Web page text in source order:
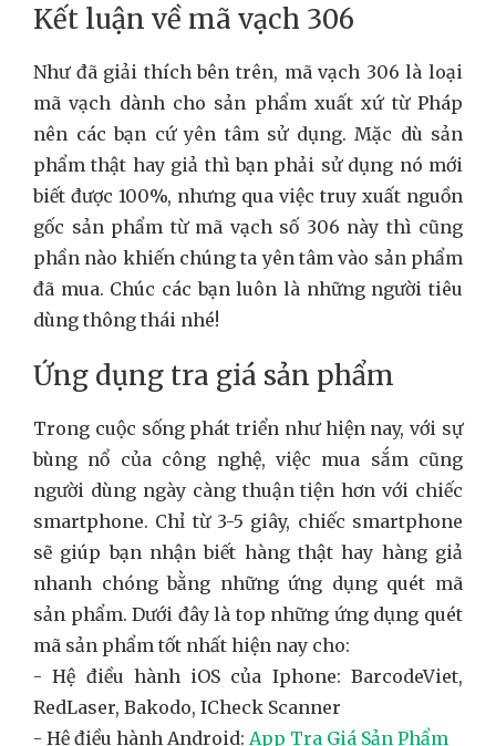
Kết luận về mã vạch 306
Như đã giải thích bên trên, mã vạch 306 là loại
mã vạch dành cho sản phẩm xuất xứ từ Pháp
nên các bạn cứ yên tâm sử dụng. Mặc dù sản
phẩm thật hay giả thì bạn phải sử dụng nó mới
biết được 100%, nhưng qua việc truy xuất nguồn
gốc sản phẩm từ mã vạch số 306 này thì cũng
phần nào khiến chúng ta yên tâm vào sản phẩm
đã mua. Chúc các bạn luôn là những người tiêu
dùng thông thái nhé!
Ứng dụng tra giá sản phẩm
Trong cuộc sống phát triển như hiện nay, với sự
bùng nổ của công nghệ, việc mua sắm cũng
người dùng ngày càng thuận tiện hơn với chiếc
smartphone. Chỉ từ 3-5 giây, chiếc smartphone
sẽ giúp bạn nhận biết hàng thật hay hàng giả
nhanh chóng bằng những ứng dụng quét mã
sản phẩm. Dưới đây là top những ứng dụng quét
mã sản phẩm tốt nhất hiện nay cho:
- Hệ điều hành iOS của Iphone: BarcodeViet,
RedLaser, Bakodo, ICheck Scanner
- Hệ điều hành Android: App Tra Giá Sản Phẩm